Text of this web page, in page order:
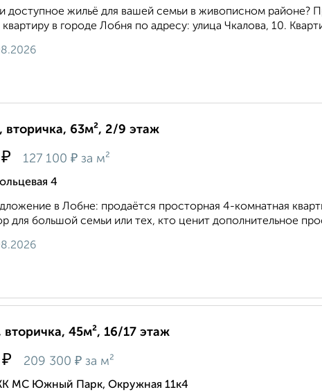
доступное жильё для вашей семьи в живописном районе?
в городе Лобня по адресу: улица Чкалова, 10.
вторичка, 63м², 2/9 этаж
₽ 127 100 ₽ за м²
4
в Лобне: продаётся просторная 4-комнатная
для большой семьи или тех, кто ценит дополнительное
вторичка, 45м², 16/17 этаж
₽ 209 300 ₽ за м²
МС Южный Парк, Окружная 11к4